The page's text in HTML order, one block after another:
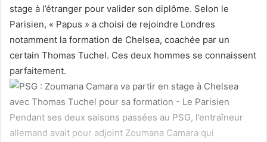
stage à l’étranger pour valider son diplôme. Selon le
Parisien, « Papus » a choisi de rejoindre Londres
notamment la formation de Chelsea, coachée par un
certain Thomas Tuchel. Ces deux hommes se connaissent
parfaitement.
Pendant ses deux saisons passées au PSG, l’entraîneur
allemand avait pour adjoint Zoumana Camara qui